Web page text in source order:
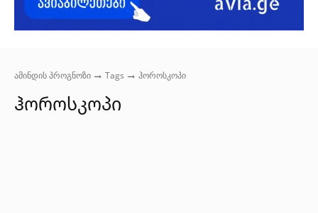
ამინდის პროგნოზი Tags ჰოროსკოპი
ჰოროსკოპი